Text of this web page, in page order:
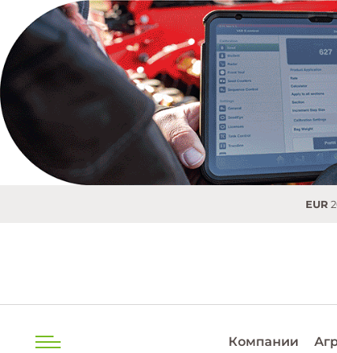
20.0493 MDL
Компании